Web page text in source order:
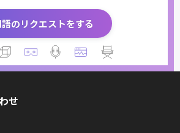
語のリクエストをする
せ